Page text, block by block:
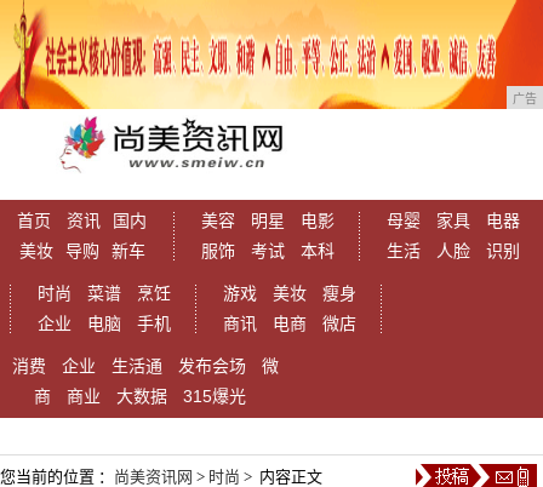
广告
首页 资讯
国内
美妆
导购 新车
美容 明星
电影
服饰
考试 本科
母婴 家具
电器
生活
人脸 识别
时尚 菜谱
烹饪
企业
电脑 手机
游戏 美妆
瘦身
商讯
电商 微店
消费 企业 生活通 发布会场
微
商
商业 大数据 315爆光
您当前的位置 ： 尚美资讯网 > 时尚 > 内容正文